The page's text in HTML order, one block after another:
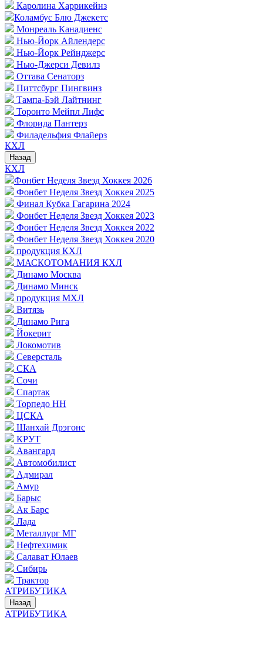
Каролина Харрикейнз
Коламбус Блю Джекетс
Монреаль Канадиенс
Нью-Йорк Айлендерс
Нью-Йорк Рейнджерс
Нью-Джерси Девилз
Оттава Сенаторз
Питтсбург Пингвинз
Тампа-Бэй Лайтнинг
Торонто Мейпл Лифс
Флорида Пантерз
Филадельфия Флайерз
КХЛ
Назад
КХЛ
Фонбет Неделя Звезд Хоккея 2026
Фонбет Неделя Звезд Хоккея 2025
Финал Кубка Гагарина 2024
Фонбет Неделя Звезд Хоккея 2023
Фонбет Неделя Звезд Хоккея 2022
Фонбет Неделя Звезд Хоккея 2020
продукция КХЛ
МАСКОТОМАНИЯ КХЛ
Динамо Москва
Динамо Минск
продукция МХЛ
Витязь
Динамо Рига
Йокерит
Локомотив
Северсталь
СКА
Сочи
Спартак
Торпедо НН
ЦСКА
Шанхай Дрэгонс
КРУТ
Авангард
Автомобилист
Адмирал
Амур
Барыс
Ак Барс
Лада
Металлург МГ
Нефтехимик
Салават Юлаев
Сибирь
Трактор
АТРИБУТИКА
Назад
АТРИБУТИКА